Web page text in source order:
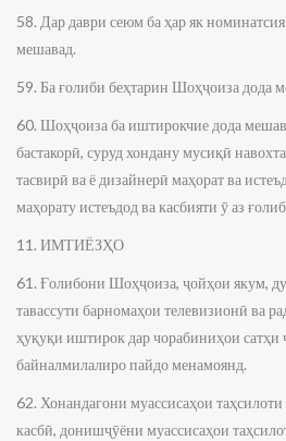
58. Дар даври сеюм ба ҳар як
мешавад.
59. Ба ғолиби беҳтарин Шоҳҷоиза дода
60. Шоҳҷоиза ба иштирокчие дода
бастакорӣ, суруд хондану мусиқӣ
тасвирӣ ва ё дизайнерӣ маҳорат ва
маҳорату истеъдод ва касбияти ӯ аз
11. ИМТИЁЗҲО
61. Ғолибони Шоҳҷоиза, ҷойҳои якум,
тавассути барномаҳои телевизионӣ ва
ҳуқуқи иштирок дар чорабиниҳои сатҳи
байналмилалиро пайдо менамоянд.
62. Хонандагони муассисаҳои
касбӣ, донишҷӯёни муассисаҳои